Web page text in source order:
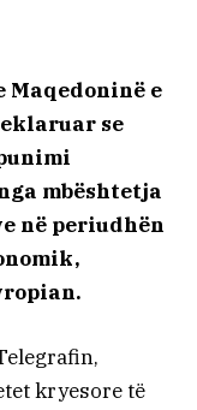
Maqedoninë e
se
mbështetja
në periudhën
kryesore të